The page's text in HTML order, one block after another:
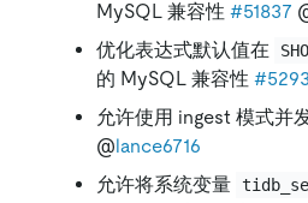
MySQL 兼容性 #51837
优化表达式默认值在
的 MySQL 兼容性
允许使用 ingest 模式并
@lance6716
允许将系统变量